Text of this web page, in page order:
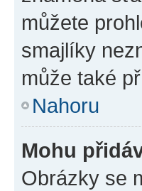
můžete
smajlíky
může také
Nahoru
Mohu
Obrázky se